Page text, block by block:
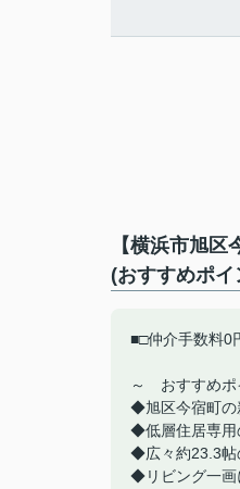
【横浜市旭
(おすすめポイ
■□仲介手数料
～ おすすめ
◆旭区今宿町の
◆低層住居専用
◆広々約23.3帖
◆リビング一画